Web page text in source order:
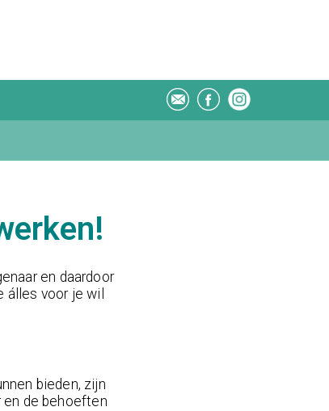
en daardoor
álles voor je wil
bieden, zijn
en de behoeften